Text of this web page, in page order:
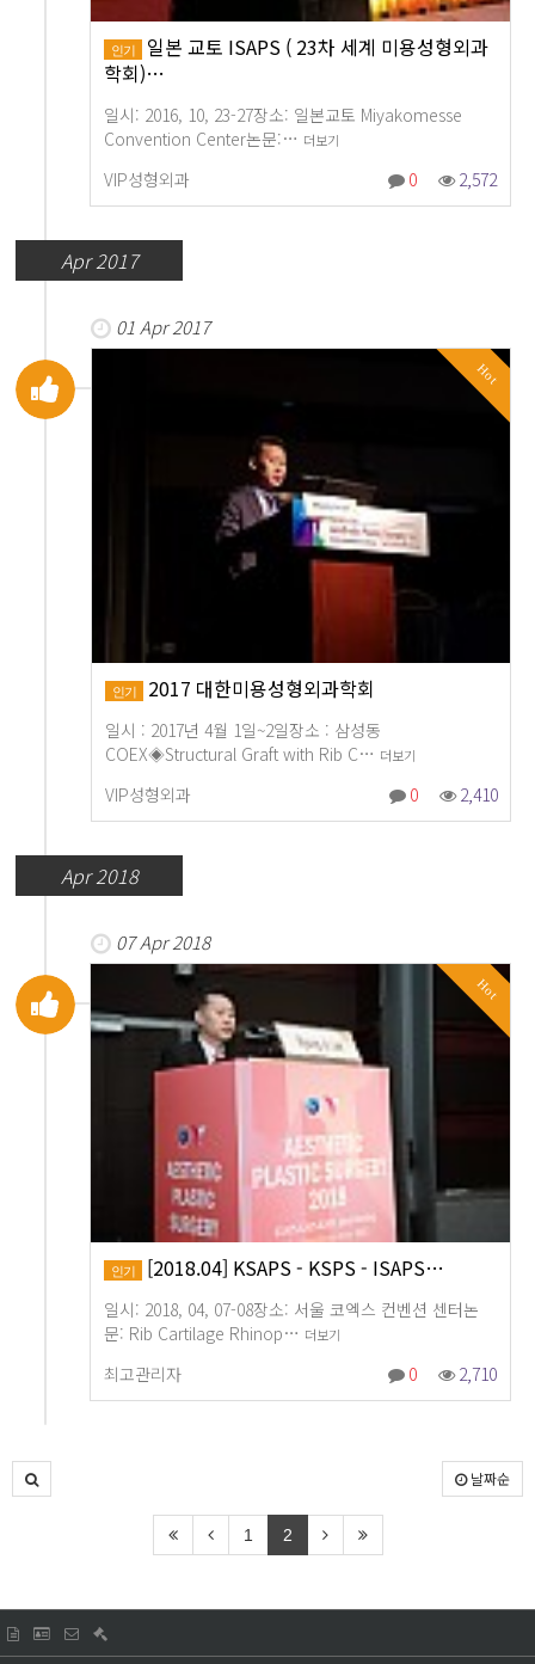
인기 일본 교토 ISAPS ( 23차 세계 미용성형외과
학회)…
일시: 2016, 10, 23-27장소: 일본교토 Miyakomesse
Convention Center논문:… 더보기
VIP성형외과 0 2,572
Apr 2017
01 Apr 2017
Hot
인기 2017 대한미용성형외과학회
일시 : 2017년 4월 1일~2일장소 : 삼성동
COEX◈Structural Graft with Rib C… 더보기
VIP성형외과 0 2,410
Apr 2018
07 Apr 2018
Hot
인기 [2018.04] KSAPS - KSPS - ISAPS…
일시: 2018, 04, 07-08장소: 서울 코엑스 컨벤션 센터논
문: Rib Cartilage Rhinop… 더보기
최고관리자 0 2,710
날짜순
1 2